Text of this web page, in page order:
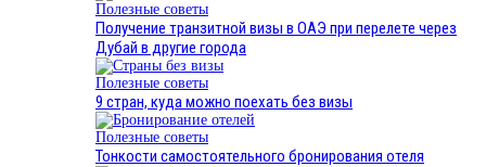
Полезные советы
Получение транзитной визы в ОАЭ при перелете через
Дубай в другие города
Полезные советы
9 стран, куда можно поехать без визы
Полезные советы
Тонкости самостоятельного бронирования отеля